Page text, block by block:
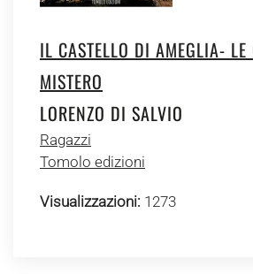
IL CASTELLO DI AMEGLIA-
MISTERO
LORENZO DI SALVIO
Ragazzi
Tomolo edizioni
Visualizzazioni: 1273